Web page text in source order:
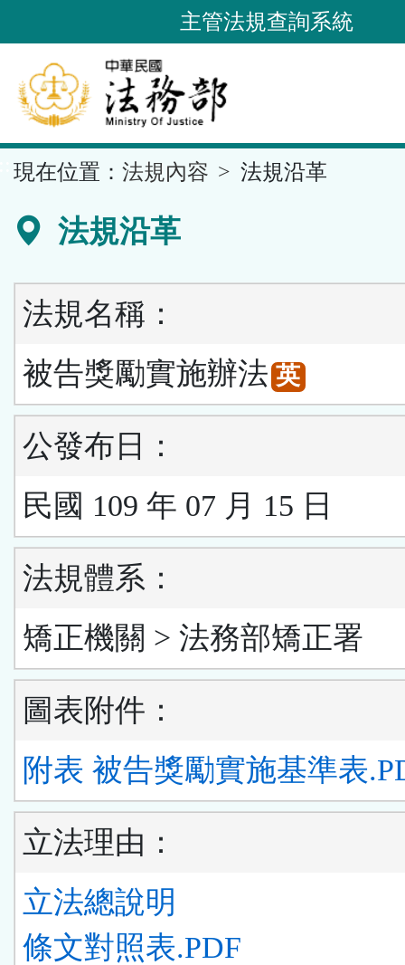
到
要
內
容
區
主管法規查詢系統
現在位置： 法規內容 法規沿革
法規沿革
法規名稱：
被告獎勵實施辦法 英
公發布日：
民國 109 年 07 月 15 日
法規體系：
矯正機關 > 法務部矯正署
圖表附件：
附表 被告獎勵實施基準表
立法理由：
立法總說明
條文對照表.PDF